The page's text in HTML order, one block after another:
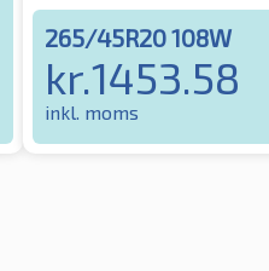
265/45R20 108W
kr.1453.58
inkl. moms